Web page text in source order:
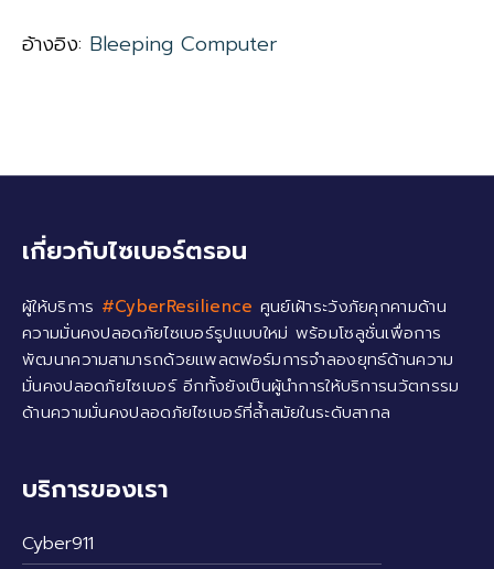
อ้างอิง: Bleeping Computer
เกี่ยวกับไซเบอร์ตรอน
ผู้ให้บริการ #CyberResilience ศูนย์เฝ้าระวังภัยคุกคามด้าน
ความมั่นคงปลอดภัยไซเบอร์รูปแบบใหม่ พร้อมโซลูชั่นเพื่อการ
พัฒนาความสามารถด้วยแพลตฟอร์มการจำลองยุทธ์ด้านความ
มั่นคงปลอดภัยไซเบอร์ อีกทั้งยังเป็นผู้นำการให้บริการนวัตกรรม
ด้านความมั่นคงปลอดภัยไซเบอร์ที่ล้ำสมัยในระดับสากล
บริการของเรา
Cyber911